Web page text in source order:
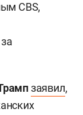
CBS,
заявил,